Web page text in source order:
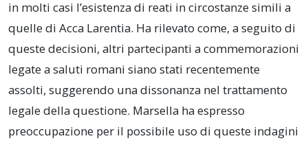
in molti casi l’esistenza di reati in circostanze simili a
quelle di Acca Larentia. Ha rilevato come, a seguito di
queste decisioni, altri partecipanti a commemorazioni
legate a saluti romani siano stati recentemente
assolti, suggerendo una dissonanza nel trattamento
legale della questione. Marsella ha espresso
preoccupazione per il possibile uso di queste indagini